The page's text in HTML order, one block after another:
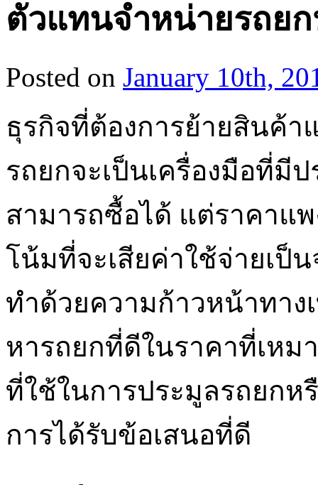
ตัวแทนจำหน่ายรถย
Posted on January 10th,
ธุรกิจที่ต้องการย้ายสินค้
รถยกจะเป็นเครื่องมือที่มี
สามารถซื้อได้ แต่ราคาแ
โน้มที่จะเสียค่าใช้จ่ายเป็
ทำด้วยความก้าวหน้าทา
หารถยกที่ดีในราคาที่เห
ที่ใช้ในการประมูลรถยกห
การได้รับข้อเสนอที่ดี